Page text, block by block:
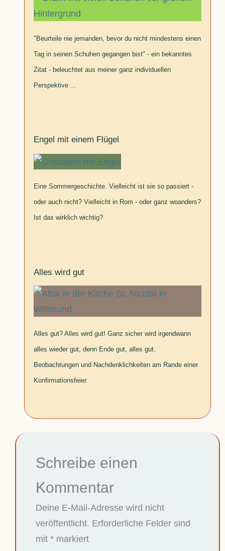
"Beurteile nie jemanden, bevor du nicht mindestens einen
Tag in seinen Schuhen gegangen bist" - ein bekanntes
Zitat - beleuchtet aus meiner ganz individuellen
Perspektive ...
Engel mit einem Flügel
Eine Sommergeschichte. Vielleicht ist sie so passiert -
oder auch nicht? Vielleicht in Rom - oder ganz woanders?
Ist das wirklich wichtig?
Alles wird gut
Alles gut? Alles wird gut! Ganz sicher wird irgendwann
alles wieder gut, denn Ende gut, alles gut.
Beobachtungen und Nachdenklichkeiten am Rande einer
Konfirmationsfeier.
Schreibe einen
Kommentar
Deine E-Mail-Adresse wird nicht
veröffentlicht. Erforderliche Felder sind
mit *markiert